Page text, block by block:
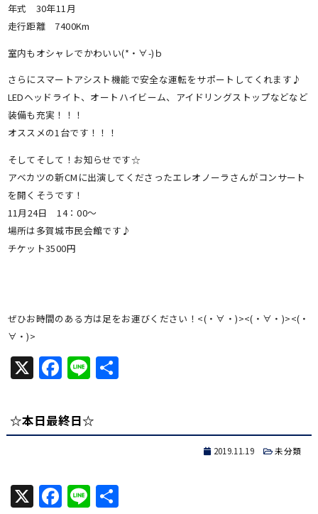
年式 30年11月
走行距離 7400Km
室内もオシャレでかわいい(*・∀-)ｂ
さらにスマートアシスト機能で安全な運転をサポートしてくれます♪
LEDヘッドライト、オートハイビーム、アイドリングストップなどなど
装備も充実！！！
オススメの1台です！！！
そしてそして！お知らせです☆
アベカツの新CMに出演してくださったエレオノーラさんがコンサート
を開くそうです！
11月24日 14：00～
場所は多賀城市民会館です♪
チケット3500円
ぜひお時間のある方は足をお運びください！<(・∀・)><(・∀・)><(・
∀・)>
X Facebook
Line共
☆本日最終日☆
2019.11.19 未分類
X Facebook
Line共